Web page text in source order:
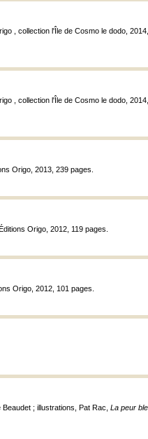
, collection l'Île de Cosmo le dodo,
, collection l'Île de Cosmo le dodo,
Origo, 2013, 239 pages.
Origo, 2012, 119 pages.
Origo, 2012, 101 pages.
; illustrations, Pat Rac, La peur